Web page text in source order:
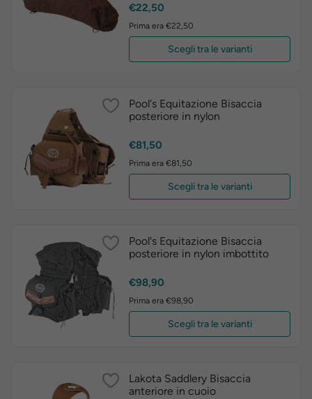
Prezzo
€22,50
Prima era €22,50
Scegli tra le varianti
Pool's Equitazione Bisaccia
posteriore in nylon
Prezzo
€81,50
Prima era €81,50
Scegli tra le varianti
Pool's Equitazione Bisaccia
posteriore in nylon imbottito
Prezzo
€98,90
Prima era €98,90
Scegli tra le varianti
Lakota Saddlery Bisaccia
anteriore in cuoio